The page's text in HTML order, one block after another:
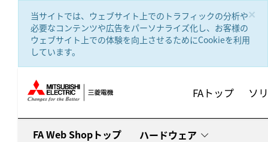
×
当サイトでは、ウェブサイト上でのトラフィックの分析や
必要なコンテンツや広告をパーソナライズ化し、お客様の
ウェブサイト上での体験を向上させるためにCookieを利用
しています。
FAトップ ソ
FA Web Shopトップ ハードウェア